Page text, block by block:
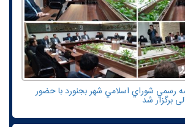
رسمي شوراي اسلامي شهر بجنورد با حضور
برگزار شد